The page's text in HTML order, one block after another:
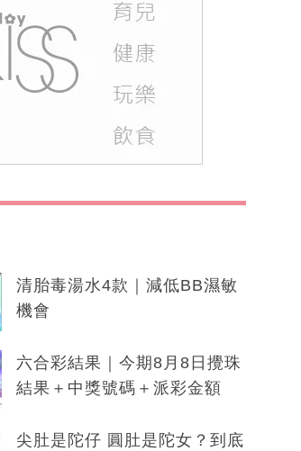
清胎毒湯水4款｜減低BB濕敏
機會
六合彩結果｜今期8月8日攪珠
結果＋中獎號碼＋派彩金額
尖肚是陀仔 圓肚是陀女？到底